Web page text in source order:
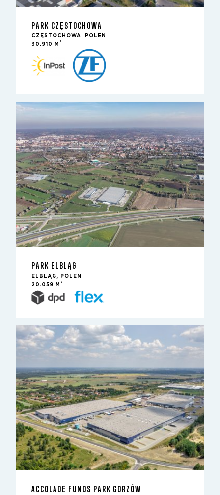
PARK CZĘSTOCHOWA
CZĘSTOCHOWA, POLEN
30.910 M
2
PARK ELBLĄG
ELBLĄG, POLEN
20.059 M
2
ACCOLADE FUNDS PARK GORZÓW